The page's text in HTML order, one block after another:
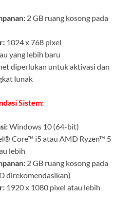
2 GB ruang kosong pada
1024 x 768 pixel
yang lebih baru
diperlukan untuk aktivasi dan
lunak
Sistem:
Windows 10 (64-bit)
Core™ i5 atau AMD Ryzen™ 5
lebih
2 GB ruang kosong pada
direkomendasikan)
1920 x 1080 pixel atau lebih